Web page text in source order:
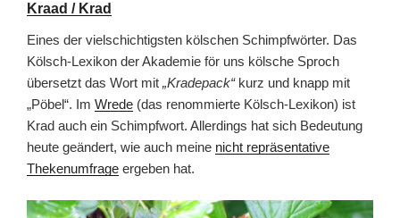
Kraad / Krad
Eines der vielschichtigsten kölschen Schimpfwörter. Das
Kölsch-Lexikon der Akademie för uns kölsche Sproch
übersetzt das Wort mit „Kradepack“kurz und knapp mit
„Pöbel“. Im Wrede (das renommierte Kölsch-Lexikon) ist
Krad auch ein Schimpfwort. Allerdings hat sich Bedeutung
heute geändert, wie auch meine nicht repräsentative
Thekenumfrage ergeben hat.